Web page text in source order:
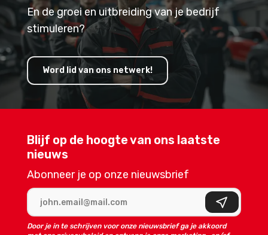
Blijf op de hoogte van ons laatste
nieuws
Abonneer je op onze nieuwsbrief
Aanmelden
Door je in te schrijven voor onze nieuwsbrief ga je akkoord
En de groei en uitbreiding van je bedrijf
stimuleren?
Word lid van ons netwerk!